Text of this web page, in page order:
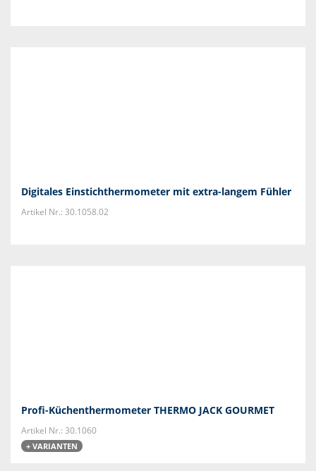
Digitales Einstichthermometer mit extra-langem Fühler
Artikel Nr.: 30.1058.02
Profi-Küchenthermometer THERMO JACK GOURMET
Artikel Nr.: 30.1060
+ VARIANTEN